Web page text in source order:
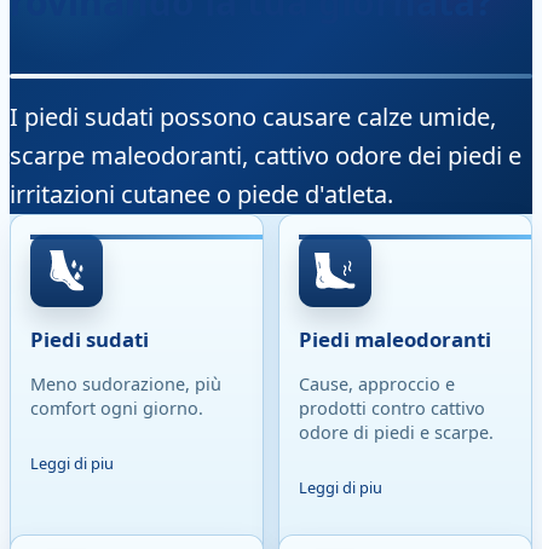
I piedi sudati possono causare calze umide,
scarpe maleodoranti, cattivo odore dei piedi e
irritazioni cutanee o piede d'atleta.
Piedi sudati
Meno sudorazione, più
comfort ogni giorno.
Leggi di piu
Piedi maleodoranti
Cause, approccio e
prodotti contro cattivo
odore di piedi e scarpe.
Leggi di piu